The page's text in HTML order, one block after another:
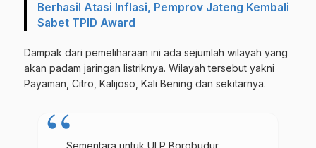
Berhasil Atasi Inflasi, Pemprov Jateng Kembali
Sabet TPID Award
Dampak dari pemeliharaan ini ada sejumlah wilayah yang
akan padam jaringan listriknya. Wilayah tersebut yakni
Payaman, Citro, Kalijoso, Kali Bening dan sekitarnya.